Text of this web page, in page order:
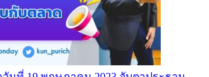
วันที่ 19 พฤษภาคม 2023 จับตาประธาน